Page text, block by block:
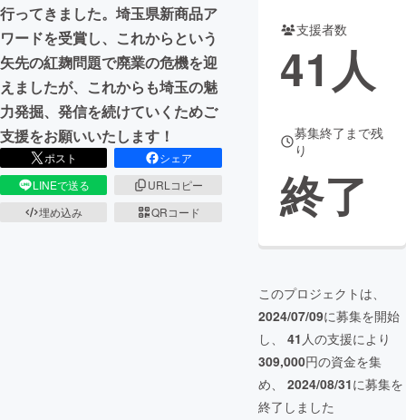
行ってきました。埼玉県新商品ア
ワードを受賞し、これからという
矢先の紅麹問題で廃業の危機を迎
えましたが、これからも埼玉の魅
力発掘、発信を続けていくためご
支援をお願いいたします！
ポスト
シェア
LINEで送る
URLコピー
埋め込み
QRコード
支援者数
41 人
募集終了まで残
り
終了
このプロジェクトは、
2024/07/09に募集を開始
し、 41 人の支援により
309,000円の資金を集
め、 2024/08/31に募集を
終了しました